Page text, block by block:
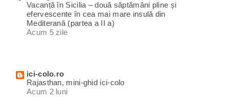
Vacanță în Sicilia – două săptămâni pline și
efervescente în cea mai mare insulă din
Mediterană (partea a II a)
Acum 5 zile
ici-colo.ro
Rajasthan, mini-ghid ici-colo
Acum 2 luni